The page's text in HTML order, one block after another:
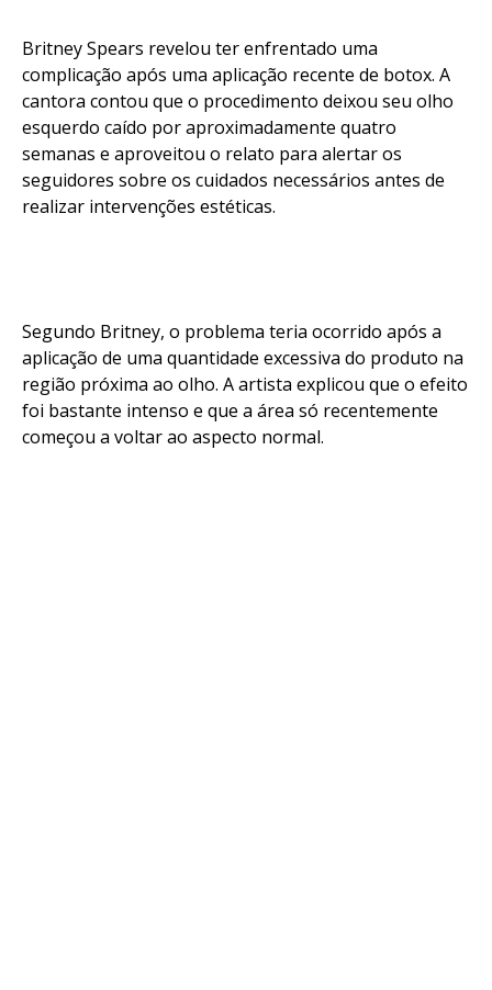
Britney Spears revelou ter enfrentado uma
complicação após uma aplicação recente de botox. A
cantora contou que o procedimento deixou seu olho
esquerdo caído por aproximadamente quatro
semanas e aproveitou o relato para alertar os
seguidores sobre os cuidados necessários antes de
realizar intervenções estéticas.
Segundo Britney, o problema teria ocorrido após a
aplicação de uma quantidade excessiva do produto na
região próxima ao olho. A artista explicou que o efeito
foi bastante intenso e que a área só recentemente
começou a voltar ao aspecto normal.